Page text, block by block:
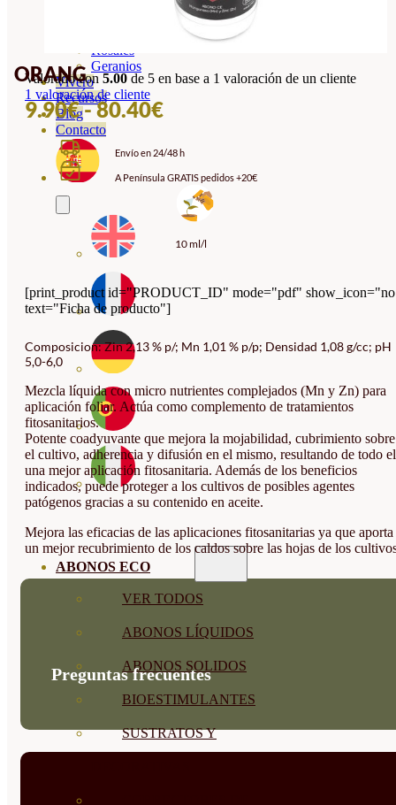
Rosales
Geranios
Vivero
Recursos
Blog
Contacto
ABONOS ECO
VER TODOS
ABONOS LÍQUIDOS
ABONOS SOLIDOS
BIOESTIMULANTES
SUSTRATOS Y
ORANG
Valorado con 5.00 de 5 en base a 1 valoración de un cliente
1 valoración de cliente
9.90€-80.40€RANGO
PRECIOS:
DESDE
9.90€
HASTA
Envío en 24/48 h
A Península GRATIS pedidos +20€
10 ml/l
[print_product id="PRODUCT_ID" mode="pdf"
text="Ficha de producto"]
Composicion: Zin 2,13 % p/; Mn 1,01 % p/p; Densidad 1,08 g/cc; pH
5,0-6,0
Mezcla líquida con micro nutrientes complejados (Mn y Zn) para
aplicación foliar. Actúa como complemento de tratamientos
fitosanitarios.
Potente coadyuvante que mejora la mojabilidad, cubrimiento sobre
el cultivo, adherencia y difusión en el mismo, resultando de todo
una mejor aplicación fitosanitaria. Además de los beneficios
indicados, puede proteger a los cultivos de posibles agentes
patógenos gracias a su contenido en aceite.
Mejora las eficacias de las aplicaciones fitosanitarias ya que aporta
un mejor recubrimiento de los caldos sobre las hojas de los
Preguntas frecuentes